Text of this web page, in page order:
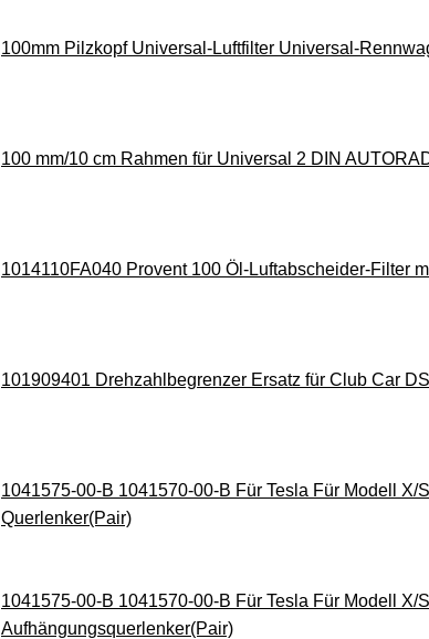
100mm Pilzkopf Universal-Luftfilter Universal-
100 mm/10 cm Rahmen für Universal 2 DIN
1014110FA040 Provent 100 Öl-Luftabscheider-Filter
101909401 Drehzahlbegrenzer Ersatz für Club Car
1041575-00-B 1041570-00-B Für Tesla Für Modell
Querlenker(Pair)
1041575-00-B 1041570-00-B Für Tesla Für Modell
Aufhängungsquerlenker(Pair)